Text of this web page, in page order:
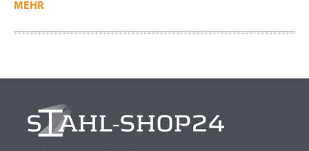
MEHR